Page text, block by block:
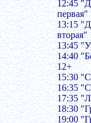
12:45
первая"
13:15
вторая"
13:45
14:40
12+
15:30
16:35
17:35
18:30
19:00